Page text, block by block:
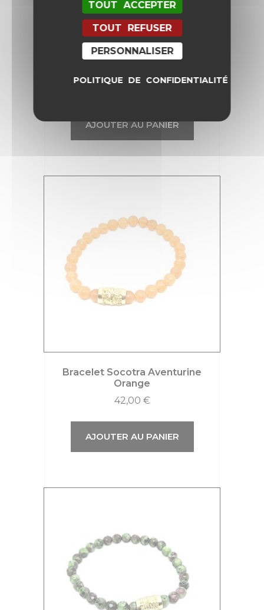
AJOUTER AU PANIER
Bracelet Socotra Aventurine
Orange
42,00 €
AJOUTER AU PANIER
TOUT ACCEPTER
TOUT REFUSER
PERSONNALISER
POLITIQUE DE CONFIDENTIALITÉ